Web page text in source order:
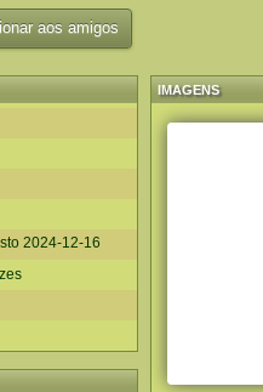
aos amigos
2024-12-16
IMAGENS